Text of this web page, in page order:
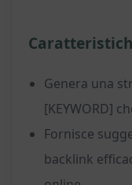
Genera una
[KEYWORD]
Fornisce
backlink